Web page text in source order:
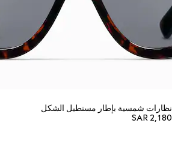
نظارات شمسية بإطار مستطيل الشكل
SAR 2,180